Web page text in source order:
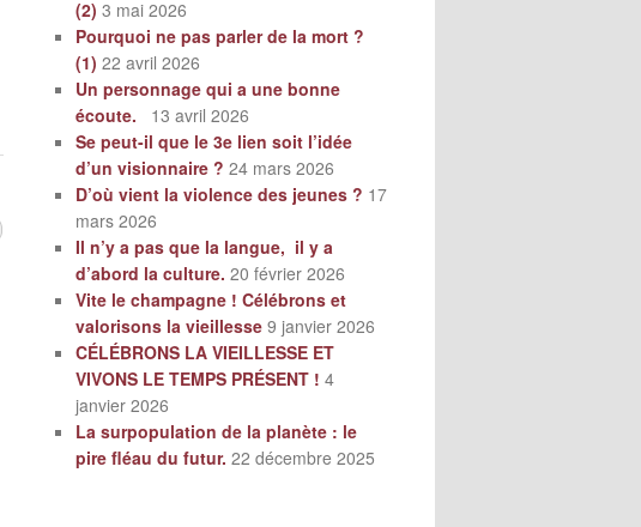
(2) 3 mai 2026
Pourquoi ne pas parler de la mort ?
(1) 22 avril 2026
Un personnage qui a une bonne
écoute.
13 avril 2026
Se peut-il que le 3e lien soit l’idée
d’un visionnaire ? 24 mars 2026
D’où vient la violence des jeunes ? 17
mars 2026
Il n’y a pas que la langue, il y a
d’abord la culture. 20 février 2026
Vite le champagne ! Célébrons et
valorisons la vieillesse 9 janvier 2026
CÉLÉBRONS LA VIEILLESSE ET
VIVONS LE TEMPS PRÉSENT ! 4
janvier 2026
La surpopulation de la planète : le
pire fléau du futur. 22 décembre 2025